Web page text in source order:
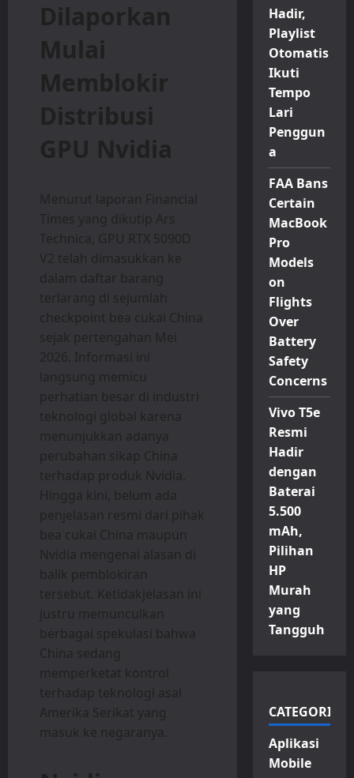
Dilaporkan
Mulai
Memblokir
Distribusi
GPU Nvidia
Menurut laporan Financial
Times yang dikutip Ars
Technica, GPU RTX 5090D
V2 telah dimasukkan ke
dalam daftar barang
terlarang di sejumlah
checkpoint bea cukai China
sejak pertengahan Mei
2026. Informasi ini
langsung memicu
perhatian besar di industri
teknologi global karena
menunjukkan adanya
perubahan sikap China
terhadap produk Nvidia.
Hingga kini, belum ada
penjelasan resmi dari pihak
bea cukai China maupun
Nvidia mengenai alasan di
balik pemblokiran
tersebut. Ketidakjelasan ini
justru memunculkan
berbagai spekulasi bahwa
China sedang
memperketat kontrol
terhadap teknologi asal
Amerika Serikat yang
masuk ke negaranya.
Hadir,
Playlist
Otomatis
Ikuti
Tempo
Lari
Penggun
a
FAA Bans
Certain
MacBook
Pro
Models
on
Flights
Over
Battery
Safety
Concerns
Vivo T5e
Resmi
Hadir
dengan
Baterai
5.500
mAh,
Pilihan
HP
Murah
yang
Tangguh
CATEGORIES
Aplikasi
Mobile